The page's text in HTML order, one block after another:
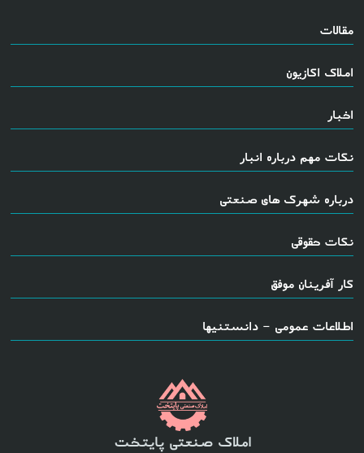
مقالات
املاک اکازیون
اخبار
نکات مهم درباره انبار
درباره شهرک های صنعتی
نکات حقوقی
کار آفرینان موفق
اطلاعات عمومی - دانستنیها
املاک صنعتی پایتخت